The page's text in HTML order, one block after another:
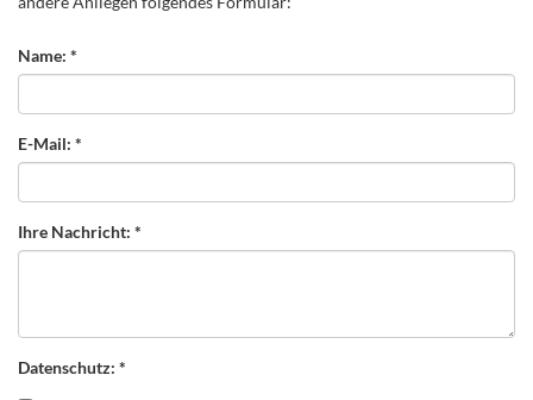
Name: *
E-Mail: *
Ihre Nachricht: *
Datenschutz: *